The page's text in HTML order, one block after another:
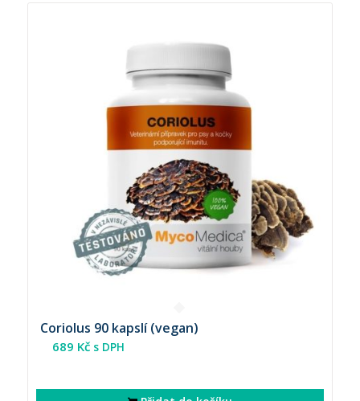
Coriolus 90 kapslí (vegan)
689 Kč s DPH